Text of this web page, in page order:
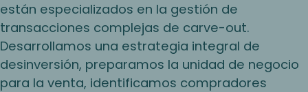
están especializados en la gestión de
transacciones complejas de carve-out.
Desarrollamos una estrategia integral de
desinversión, preparamos la unidad de negocio
para la venta, identificamos compradores